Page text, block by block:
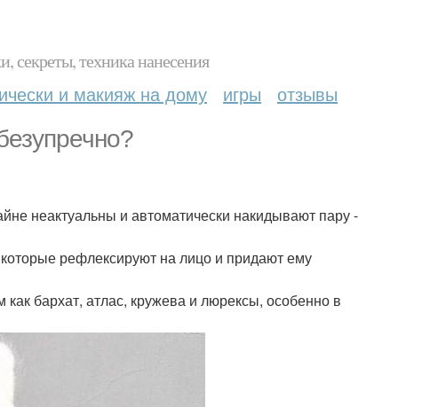
секреты, техника нанесения
и макияж на дому игры отзывы
неактуальны и автоматически накидывают пару -
рефлексируют на лицо и придают ему
бархат, атлас, кружева и люрексы, особенно в